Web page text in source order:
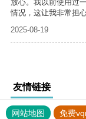
放心。我以前使用过
情况，这让我非常担心
2025-08-19
友情链接
网站地图 免费